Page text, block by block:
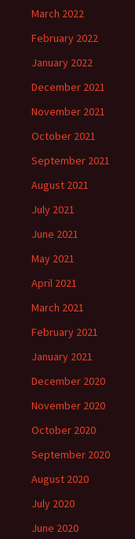
March 2022
February 2022
January 2022
December 2021
November 2021
October 2021
September 2021
August 2021
July 2021
June 2021
May 2021
April 2021
March 2021
February 2021
January 2021
December 2020
November 2020
October 2020
September 2020
August 2020
July 2020
June 2020